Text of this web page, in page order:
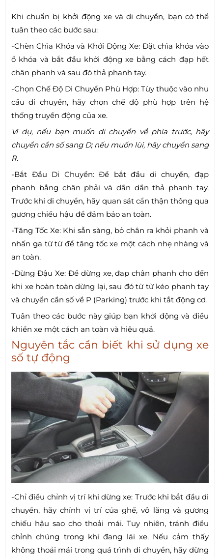
Khi chuẩn bị khởi động xe và di chuyển, bạn có thể
tuân theo các bước sau:
-Chèn Chìa Khóa và Khởi Động Xe: Đặt chìa khóa vào
ổ khóa và bắt đầu khởi động xe bằng cách đạp hết
chân phanh và sau đó thả phanh tay.
-Chọn Chế Độ Di Chuyển Phù Hợp: Tùy thuộc vào nhu
cầu di chuyển, hãy chọn chế độ phù hợp trên hệ
thống truyền động của xe.
Ví dụ, nếu bạn muốn di chuyển về phía trước, hãy
chuyển cần số sang D; nếu muốn lùi, hãy chuyển sang
R.
-Bắt Đầu Di Chuyển: Để bắt đầu di chuyển, đạp
phanh bằng chân phải và dần dần thả phanh tay.
Trước khi di chuyển, hãy quan sát cẩn thận thông qua
gương chiếu hậu để đảm bảo an toàn.
-Tăng Tốc Xe: Khi sẵn sàng, bỏ chân ra khỏi phanh và
nhấn ga từ từ để tăng tốc xe một cách nhẹ nhàng và
an toàn.
-Dừng Đậu Xe: Để dừng xe, đạp chân phanh cho đến
khi xe hoàn toàn dừng lại, sau đó từ từ kéo phanh tay
và chuyển cần số về P (Parking) trước khi tắt động cơ.
Tuân theo các bước này giúp bạn khởi động và điều
khiển xe một cách an toàn và hiệu quả.
Nguyên tắc cần biết khi sử dụng xe
số tự động
-Chỉ điều chỉnh vị trí khi dừng xe: Trước khi bắt đầu di
chuyển, hãy chỉnh vị trí của ghế, vô lăng và gương
chiếu hậu sao cho thoải mái. Tuy nhiên, tránh điều
chỉnh chúng trong khi đang lái xe. Nếu cảm thấy
không thoải mái trong quá trình di chuyển, hãy dừng